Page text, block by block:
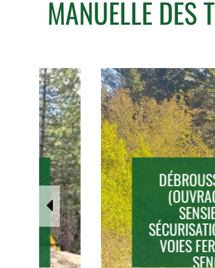
MANUELLE DES
DÉBROUSSAILLAGE
(OUVRAGE EN
SENSIBLE) POUR
SÉCURISATION
VOIES FERRÉES À
SENOUX 35